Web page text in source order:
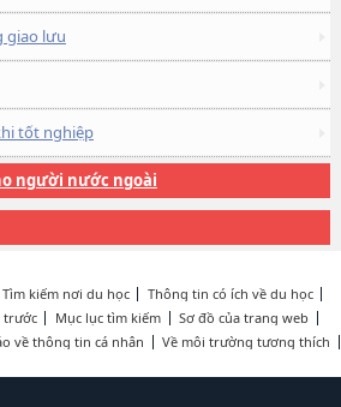
giao lưu
tốt nghiệp
người nước ngoài
Tìm kiếm nơi du học
Thông tin có ích về du học
trước
Mục lục tìm kiếm
Sơ đồ của trang web
về thông tin cá nhân Về môi trường tương thích